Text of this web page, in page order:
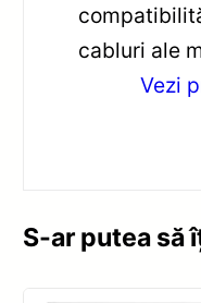
cabluri ale
Vezi
S-ar putea să